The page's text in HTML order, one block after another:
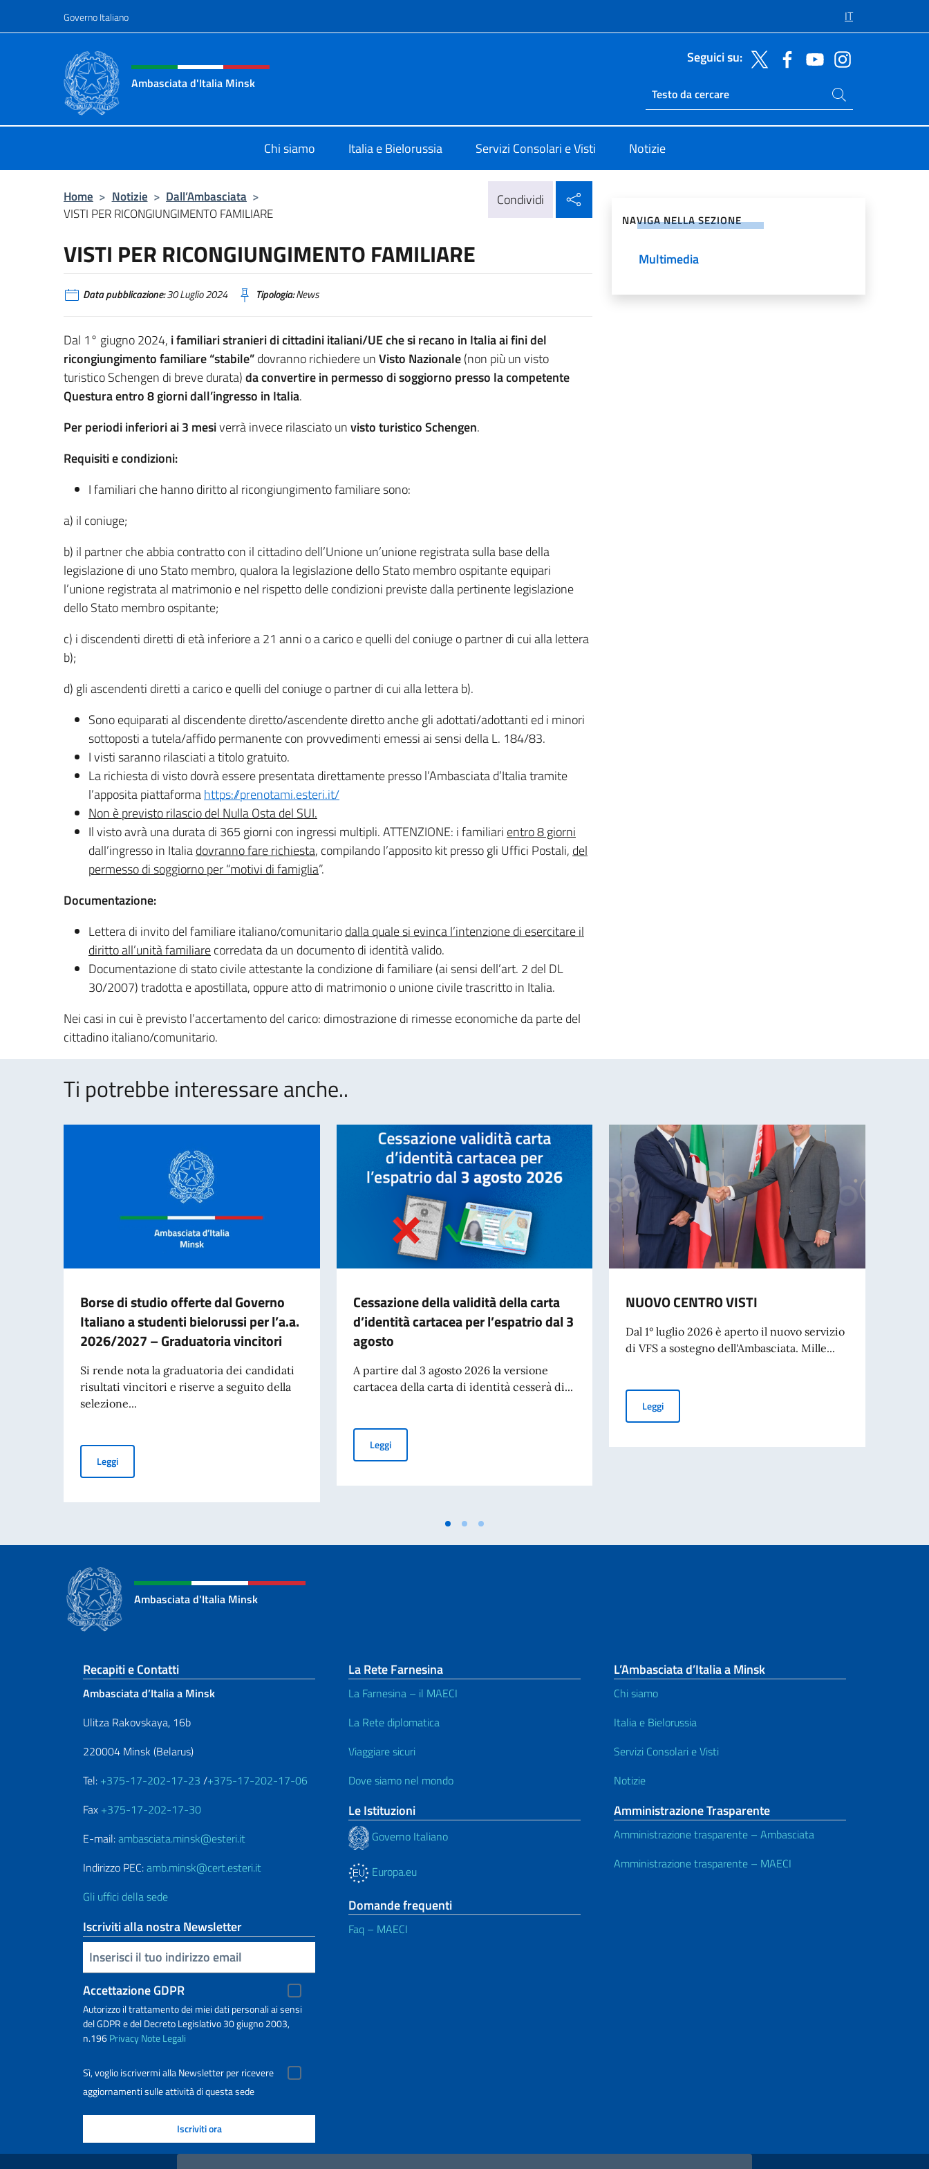
Governo Italiano IT
Intestazione sito, social e menù
Ambasciata d'Italia Minsk
Seguici su:
Ricerca sito live
Cerca nel sito
Chi siamo Italia e Bielorussia Servizi Consolari e Visti Notizie
Home > Notizie > Dall’Ambasciata >
VISTI PER RICONGIUNGIMENTO FAMILIARE
Condividi
VISTI PER RICONGIUNGIMENTO FAMILIARE
Data pubblicazione:30 Luglio 2024 Tipologia:News
Dal 1° giugno 2024, i familiari stranieri di cittadini italiani/UE che si recano in Italia ai fini del
ricongiungimento familiare “stabile”dovranno richiedere unVisto Nazionale(non più un visto
turistico Schengen di breve durata)da convertire in permesso di soggiorno presso la competente
Questura entro 8 giorni dall’ingresso in Italia.
Perperiodi inferiori ai 3 mesiverrà invece rilasciato unvisto turistico Schengen.
Requisiti e condizioni:
I familiari che hanno diritto al ricongiungimento familiare sono:
a) il coniuge;
b) il partner che abbia contratto con il cittadino dell’Unione un’unione registrata sulla base della
legislazione di uno Stato membro, qualora la legislazione dello Stato membro ospitante equipari
l’unione registrata al matrimonio e nel rispetto delle condizioni previste dalla pertinente legislazione
dello Stato membro ospitante;
c) i discendenti diretti di età inferiore a 21 anni o a carico e quelli del coniuge o partner di cui alla lettera
b);
d) gli ascendenti diretti a carico e quelli del coniuge o partner di cui alla lettera b).
Sono equiparati al discendente diretto/ascendente diretto anche gli adottati/adottanti ed i minori
sottoposti a tutela/affido permanente con provvedimenti emessi ai sensi della L. 184/83.
I visti saranno rilasciati a titolo gratuito.
La richiesta di visto dovrà essere presentata direttamente presso l’Ambasciata d’Italia tramite
l’apposita piattaformahttps://prenotami.esteri.it/
Non è previsto rilascio del Nulla Osta del SUI.
Il visto avrà una durata di 365 giorni con ingressi multipli. ATTENZIONE: i familiari entro 8 giorni
dall’ingresso in Italiadovranno fare richiesta, compilando l’apposito kit presso gli Uffici Postali, del
permesso di soggiorno per “motivi di famiglia”.
Documentazione:
Lettera di invito del familiare italiano/comunitariodalla quale si evinca l’intenzione di esercitare il
diritto all’unità familiarecorredata da un documento di identità valido.
Documentazione di stato civile attestante la condizione di familiare (ai sensi dell’art. 2 del DL
30/2007) tradotta e apostillata, oppure atto di matrimonio o unione civile trascritto in Italia.
Nei casi in cui è previsto l’accertamento del carico: dimostrazione di rimesse economiche da parte del
cittadino italiano/comunitario.
NAVIGA NELLA SEZIONE
Multimedia
Ti potrebbe interessare anche..
Borse di studio offerte dal Governo
Italiano a studenti bielorussi per l’a.a.
2026/2027 – Graduatoria vincitori
Si rende nota la graduatoria dei candidati
risultati vincitori e riserve a seguito della
selezione...
LeggiBorse di studio offerte dal Governo Italiano a studenti bielorussi per l’a.a. 2026/2027 – Graduatoria vincitori
Cessazione della validità della carta
d’identità cartacea per l’espatrio dal 3
agosto
A partire dal 3 agosto 2026 la versione
cartacea della carta di identità cesserà di...
LeggiCessazione della validità della carta d’identità cartacea per l’espatrio dal 3 agosto
NUOVO CENTRO VISTI
Dal 1° luglio 2026 è aperto il nuovo servizio
di VFS a sostegno dell'Ambasciata. Mille...
LeggiNUOVO CENTRO VISTI
Ambasciata d'Italia Minsk
Sezione footer
Recapiti e Contatti
Ambasciata d’Italia a Minsk
Ulitza Rakovskaya, 16b
220004 Minsk (Belarus)
Tel: +375-17-202-17-23 /+375-17-202-17-06
Fax +375-17-202-17-30
E-mail:ambasciata.minsk@esteri.it
Indirizzo PEC:amb.minsk@cert.esteri.it
Gli uffici della sede
Iscriviti alla nostra Newsletter
Inserisci la tua email
Accettazione GDPR
Autorizzo il trattamento dei miei dati personali ai sensi
del GDPR e del Decreto Legislativo 30 giugno 2003,
n.196PrivacyNote Legali
Sì, voglio iscrivermi alla Newsletter per ricevere
aggiornamenti sulle attività di questa sede
La Rete Farnesina
La Farnesina – il MAECI
La Rete diplomatica
Viaggiare sicuri
Dove siamo nel mondo
Le Istituzioni
Governo Italiano
Europa.eu
Domande frequenti
Faq – MAECI
L’Ambasciata d’Italia a Minsk
Chi siamo
Italia e Bielorussia
Servizi Consolari e Visti
Notizie
Amministrazione Trasparente
Amministrazione trasparente – Ambasciata
Amministrazione trasparente – MAECI